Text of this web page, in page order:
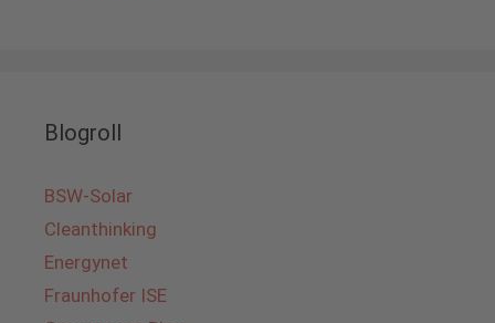
Blogroll
BSW-Solar
Cleanthinking
Energynet
Fraunhofer ISE